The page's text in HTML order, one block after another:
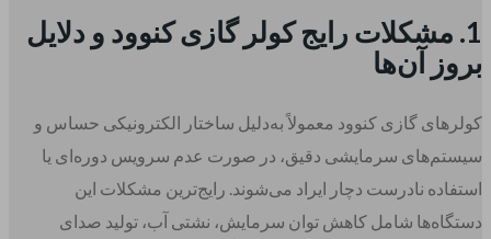
1. مشکلات رایج کولر گازی کنوود و دلایل
بروز آن‌ها
کولرهای گازی کنوود معمولاً به‌دلیل ساختار الکترونیکی حساس و
سیستم‌های سرمایشی دقیق، در صورت عدم سرویس دوره‌ای یا
استفاده نادرست دچار ایراد می‌شوند. رایج‌ترین مشکلات این
دستگاه‌ها شامل کاهش توان سرمایش، نشتی آب، تولید صدای